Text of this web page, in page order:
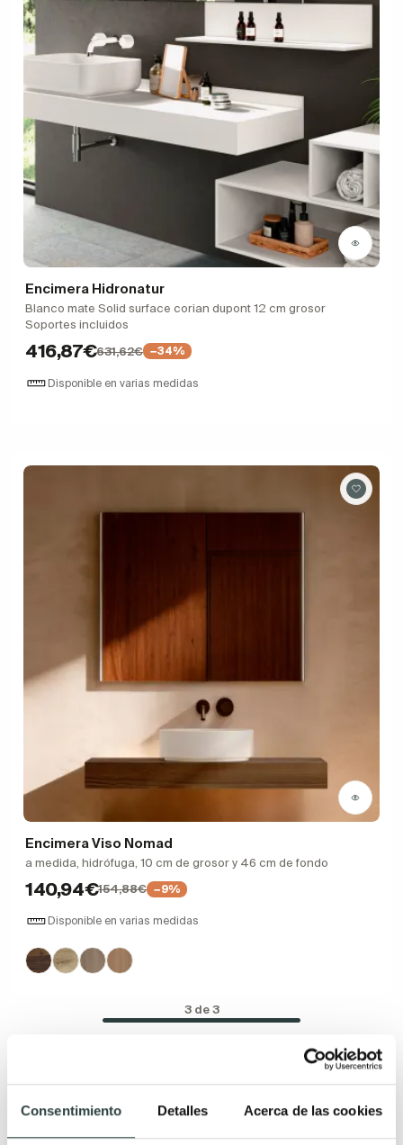
Consentimiento Detalles Acerca de las cookies
Encimera Hidronatur
Blanco mate Solid surface corian dupont 12 cm grosor
Soportes incluidos
416,87€631,62€ −34%
Disponible en varias medidas
Encimera Viso Nomad
a medida, hidrófuga, 10 cm de grosor y 46 cm de fondo
140,94€154,88€ −9%
Disponible en varias medidas
3 de 3